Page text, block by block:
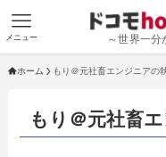
～世界一分
メニュー
ホーム もり＠元社畜エンジニアの
もり＠元社畜